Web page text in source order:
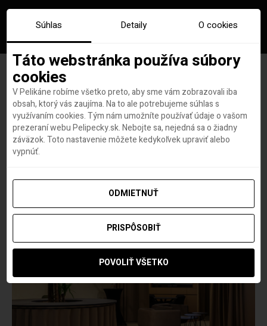
Značka:pelikan lounge
Súhlas Detaily O cookies
Táto webstránka používa súbory
cookies
V Pelikáne robíme všetko preto, aby sme vám zobrazovali iba
obsah, ktorý vás zaujíma. Na to ale potrebujeme súhlas s
využívaním cookies. Tým nám umožníte používať údaje o vašom
prezeraní webu Pelipecky.sk. Nebojte sa, nejedná sa o žiadny
záväzok. Toto nastavenie môžete kedykoľvek upraviť alebo
vypnúť.
ODMIETNUŤ
PRISPÔSOBIŤ
POVOLIŤ VŠETKO